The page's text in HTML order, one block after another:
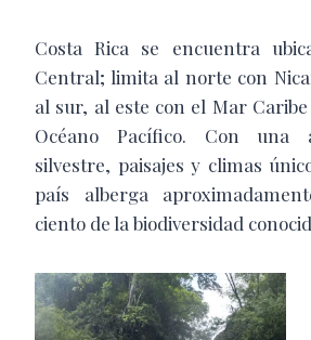
Costa Rica se encuentra
Central; limita al norte con
al sur, al este con el Mar
Océano Pacífico. Con una
silvestre, paisajes y climas
país alberga
ciento de la biodiversidad